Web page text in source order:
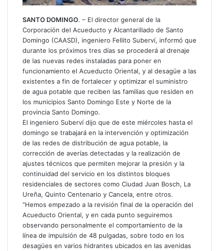
SANTO DOMINGO. – El director general de la
Corporación del Acueducto y Alcantarillado de Santo
Domingo (CAASD), ingeniero Fellito Suberví, informó que
durante los próximos tres días se procederá al drenaje
de las nuevas redes instaladas para poner en
funcionamiento el Acueducto Oriental, y al desagüe a las
existentes a fin de fortalecer y optimizar el suministro
de agua potable que reciben las familias que residen en
los municipios Santo Domingo Este y Norte de la
provincia Santo Domingo.
El ingeniero Suberví dijo que de este miércoles hasta el
domingo se trabajará en la intervención y optimización
de las redes de distribución de agua potable, la
corrección de averías detectadas y la realización de
ajustes técnicos que permiten mejorar la presión y la
continuidad del servicio en los distintos bloques
residenciales de sectores como Ciudad Juan Bosch, La
Ureña, Quinto Centenario y Cancela, entre otros.
“Hemos empezado a la revisión final de la operación del
Acueducto Oriental, y en cada punto seguiremos
observando personalmente el comportamiento de la
línea de impulsión de 48 pulgadas, sobre todo en los
desagües en varios hidrantes ubicados en las avenidas